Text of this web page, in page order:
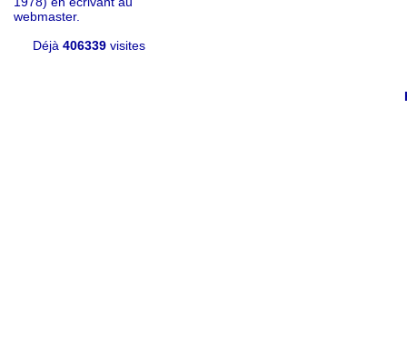
webmaster.
Déjà 406339 visites